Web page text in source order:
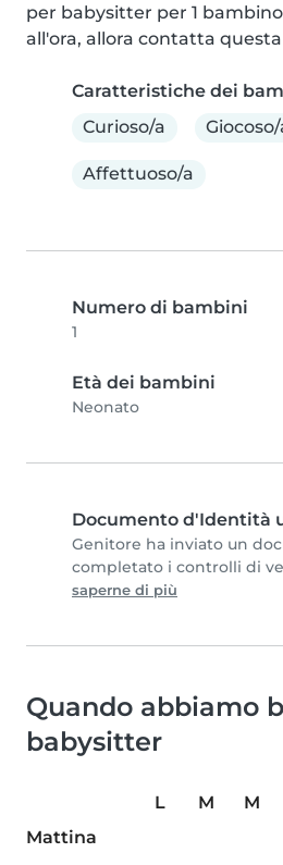
per babysitter per 1 bambino
all'ora, allora contatta
Caratteristiche dei
Curioso/a
Giocoso/
Affettuoso/a
Numero di bambini
1
Età dei bambini
Neonato
Documento d'Identità
Genitore ha inviato un
completato i controlli di
saperne di più
Quando abbiamo
babysitter
L M M
Mattina